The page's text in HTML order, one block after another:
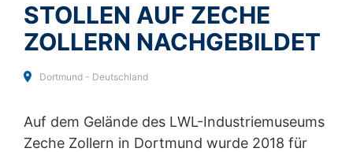
STOLLEN AUF ZECHE
ZOLLERN NACHGEBILDET
Dortmund - Deutschland
Auf dem Gelände des LWL-Industriemuseums
Zeche Zollern in Dortmund wurde 2018 für
Sie können die Erfassung Ihrer Daten durch Google
Analytics verhindern, indem Sie auf folgenden Link
klicken. Es wird ein Opt-Out-Cookie gesetzt, der die
Website verhindert:
Mehr Informationen zum Umgang mit Nutzerdaten bei
Google Analytics finden Sie in der Datenschutzerklärung
SENDEN